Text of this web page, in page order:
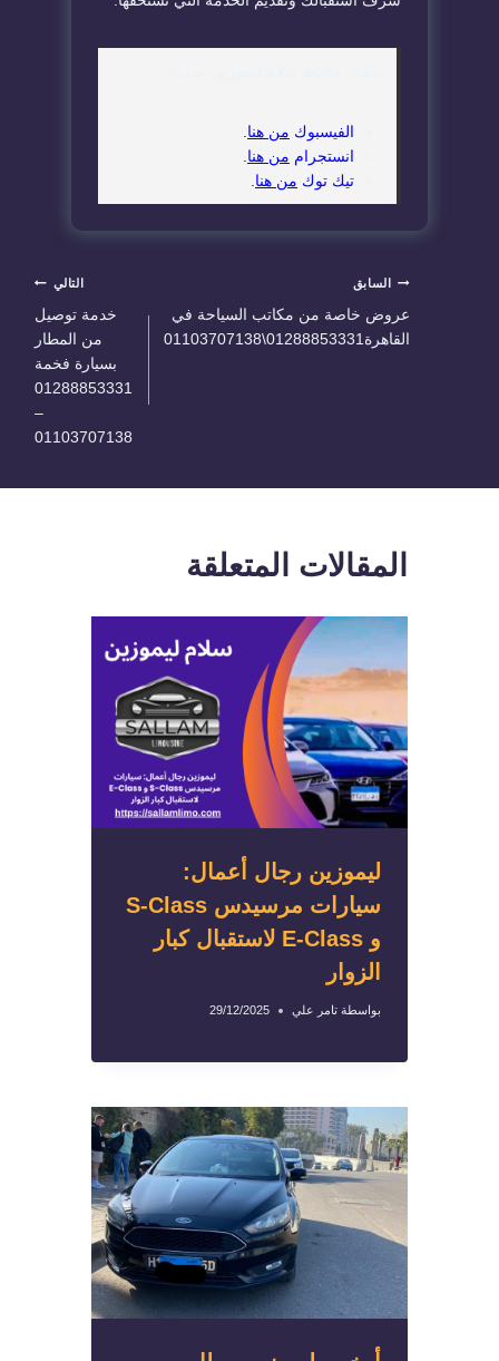
الفيسبوك من هنا.
انستجرام من هنا.
تيك توك من هنا.
تصفّح
المقالات
السابق
عروض خاصة من مكاتب السياحة في
القاهرة01288853331\01103707138
التالي
خدمة توصيل
من المطار
بسيارة فخمة
01288853331
–
01103707138
المقالات المتعلقة
ليموزين رجال أعمال:
سيارات مرسيدس S-Class
و E-Class لاستقبال كبار
الزوار
بواسطة تامر علي 29/12/2025